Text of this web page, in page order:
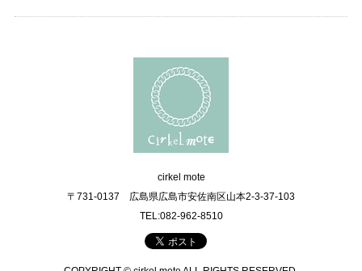
cirkel mote
〒731-0137 広島県広島市安佐南区山本2-3-37-103
TEL:082-962-8510